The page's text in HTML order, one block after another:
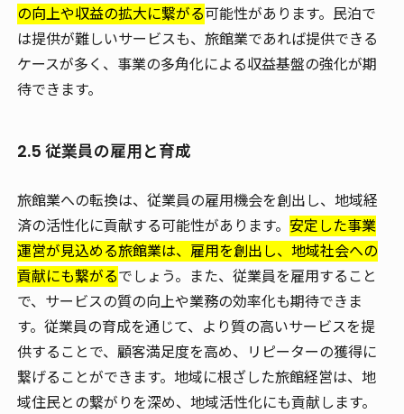
の向上や収益の拡大に繋がる可能性があります。民泊で
は提供が難しいサービスも、旅館業であれば提供できる
ケースが多く、事業の多角化による収益基盤の強化が期
待できます。
2.5 従業員の雇用と育成
旅館業への転換は、従業員の雇用機会を創出し、地域経
済の活性化に貢献する可能性があります。 安定した事業
運営が見込める旅館業は、雇用を創出し、地域社会への
貢献にも繋がるでしょう。また、従業員を雇用すること
で、サービスの質の向上や業務の効率化も期待できま
す。従業員の育成を通じて、より質の高いサービスを提
供することで、顧客満足度を高め、リピーターの獲得に
繋げることができます。地域に根ざした旅館経営は、地
域住民との繋がりを深め、地域活性化にも貢献します。